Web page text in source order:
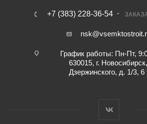
+7 (383) 228-36-54
График работы: Пн-Пт,
630015, г.
Дзержинского, д. 1/3, 6